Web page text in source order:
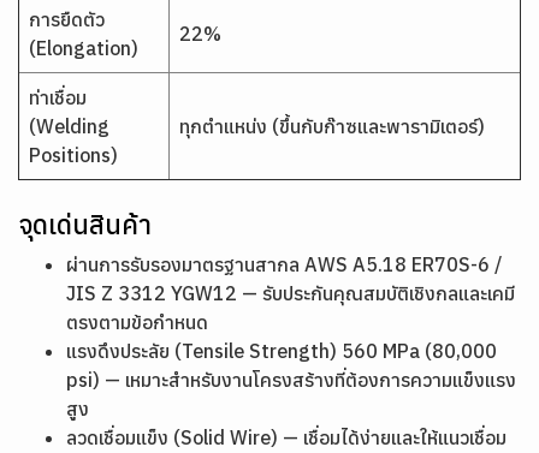
การยืดตัว
(Elongation)
22%
ท่าเชื่อม
(Welding
Positions)
ทุกตำแหน่ง (ขึ้นกับก๊าซและพารามิเตอร์)
จุดเด่นสินค้า
ผ่านการรับรองมาตรฐานสากล AWS A5.18 ER70S-6 /
JIS Z 3312 YGW12 — รับประกันคุณสมบัติเชิงกลและเคมี
ตรงตามข้อกำหนด
แรงดึงประลัย (Tensile Strength) 560 MPa (80,000
psi) — เหมาะสำหรับงานโครงสร้างที่ต้องการความแข็งแรง
สูง
ลวดเชื่อมแข็ง (Solid Wire) — เชื่อมได้ง่ายและให้แนวเชื่อม